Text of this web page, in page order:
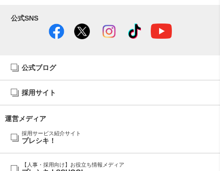
公式SNS
公式ブログ
採用サイト
運営メディア
採用サービス紹介サイト
プレシキ！
【人事・採用向け】お役立ち情報メディア